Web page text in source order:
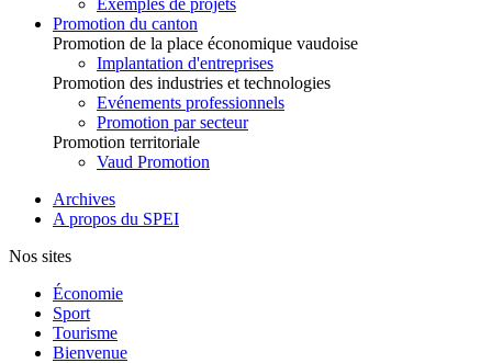
Exemples de projets
Promotion du canton
Promotion de la place économique vaudoise
Implantation d'entreprises
Promotion des industries et technologies
Evénements professionnels
Promotion par secteur
Promotion territoriale
Vaud Promotion
Archives
A propos du SPEI
Nos sites
Économie
Sport
Tourisme
Bienvenue